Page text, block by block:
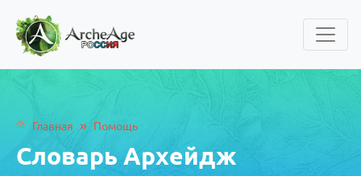
Главная » Помощь
Словарь Архейдж